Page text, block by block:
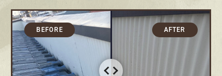
募集要項
先輩インタビュー
エントリー